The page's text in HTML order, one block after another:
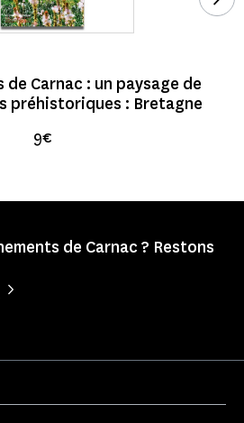
de Carnac : un paysage de
préhistoriques : Bretagne
9€
de Carnac ? Restons